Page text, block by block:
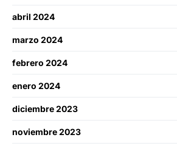
abril 2024
marzo 2024
febrero 2024
enero 2024
diciembre 2023
noviembre 2023